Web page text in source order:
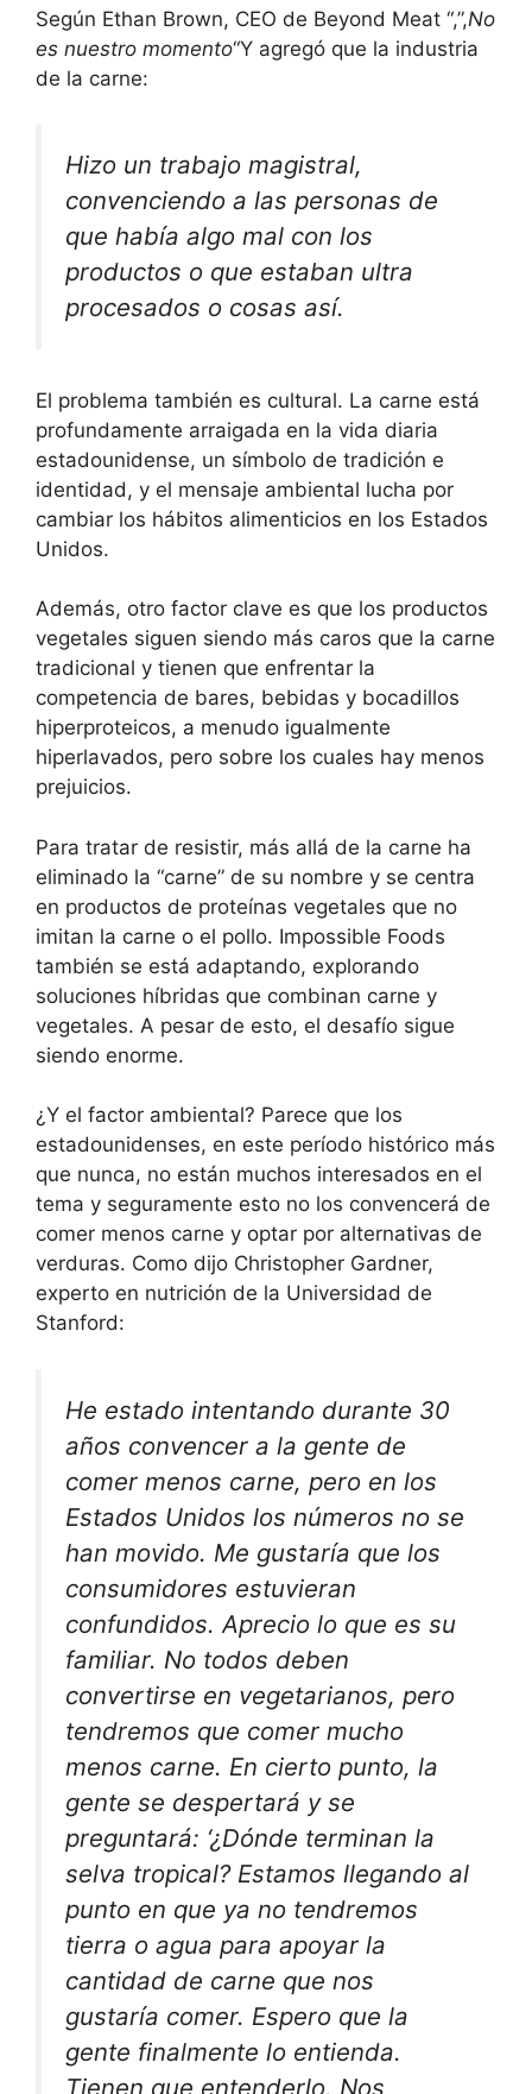
Según Ethan Brown, CEO de Beyond Meat “,”,No
es nuestro momento“Y agregó que la industria
de la carne:
Hizo un trabajo magistral,
convenciendo a las personas de
que había algo mal con los
productos o que estaban ultra
procesados ​​o cosas así.
El problema también es cultural. La carne está
profundamente arraigada en la vida diaria
estadounidense, un símbolo de tradición e
identidad, y el mensaje ambiental lucha por
cambiar los hábitos alimenticios en los Estados
Unidos.
Además, otro factor clave es que los productos
vegetales siguen siendo más caros que la carne
tradicional y tienen que enfrentar la
competencia de bares, bebidas y bocadillos
hiperproteicos, a menudo igualmente
hiperlavados, pero sobre los cuales hay menos
prejuicios.
Para tratar de resistir, más allá de la carne ha
eliminado la “carne” de su nombre y se centra
en productos de proteínas vegetales que no
imitan la carne o el pollo. Impossible Foods
también se está adaptando, explorando
soluciones híbridas que combinan carne y
vegetales. A pesar de esto, el desafío sigue
siendo enorme.
¿Y el factor ambiental? Parece que los
estadounidenses, en este período histórico más
que nunca, no están muchos interesados ​​en el
tema y seguramente esto no los convencerá de
comer menos carne y optar por alternativas de
verduras. Como dijo Christopher Gardner,
experto en nutrición de la Universidad de
Stanford:
He estado intentando durante 30
años convencer a la gente de
comer menos carne, pero en los
Estados Unidos los números no se
han movido. Me gustaría que los
consumidores estuvieran
confundidos. Aprecio lo que es su
familiar. No todos deben
convertirse en vegetarianos, pero
tendremos que comer mucho
menos carne. En cierto punto, la
gente se despertará y se
preguntará: ‘¿Dónde terminan la
selva tropical? Estamos llegando al
punto en que ya no tendremos
tierra o agua para apoyar la
cantidad de carne que nos
gustaría comer. Espero que la
gente finalmente lo entienda.
Tienen que entenderlo. Nos